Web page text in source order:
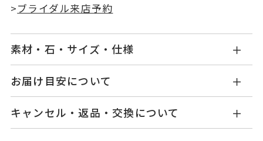
>ブライダル来店予約
素材・石・サイズ・仕様
品番
SN1104E002PDMM
素材
Pt900
石
ダイヤモンド 0.20ct～0.229ct
お届け目安について
てご案内いたします。
詳しくはこちら
キャンセル・返品・交換について